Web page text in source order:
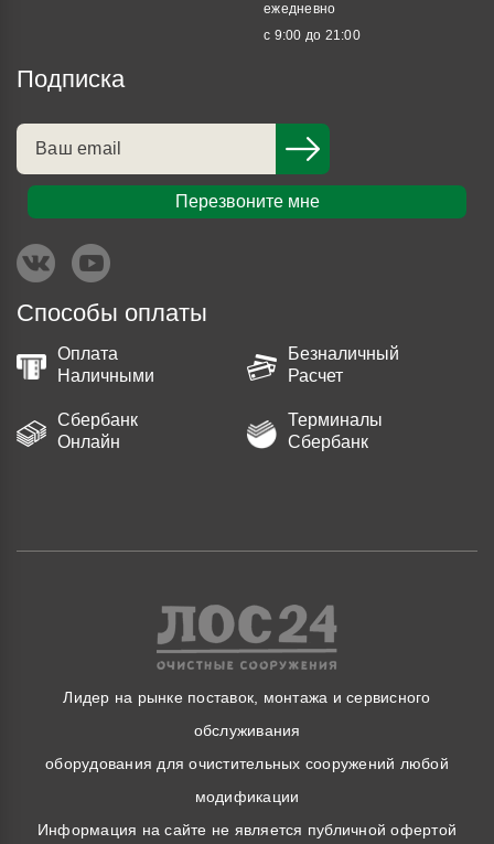
ежедневно
с 9:00 до 21:00
Подписка
Перезвоните мне
Способы оплаты
Оплата
Наличными
Безналичный
Расчет
Сбербанк
Онлайн
Терминалы
Сбербанк
Лидер на рынке поставок, монтажа и сервисного
обслуживания
оборудования для очистительных сооружений любой
модификации
Информация на сайте не является публичной офертой